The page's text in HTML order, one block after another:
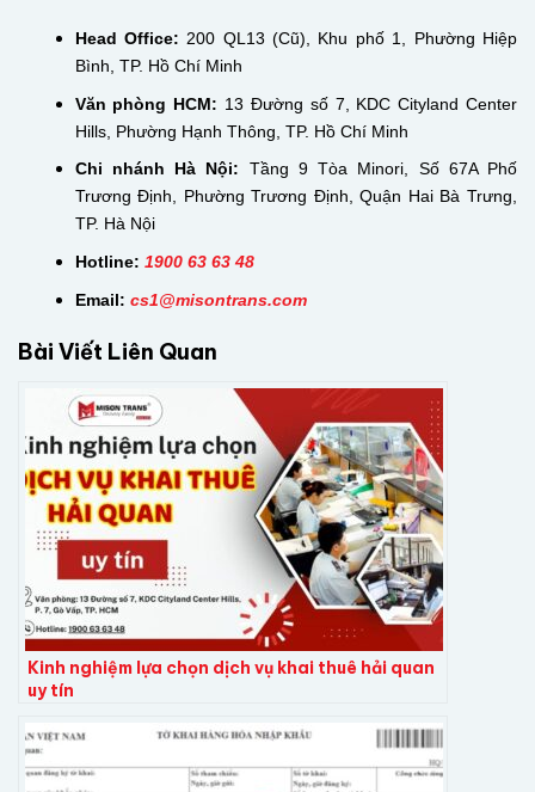
Head Office: 200 QL13 (Cũ), Khu phố 1, Phường Hiệp
Bình, TP. Hồ Chí Minh
Văn phòng HCM: 13 Đường số 7, KDC Cityland Center
Hills, Phường Hạnh Thông, TP. Hồ Chí Minh
Chi nhánh Hà Nội: Tầng 9 Tòa Minori, Số 67A Phố
Trương Định, Phường Trương Định, Quận Hai Bà Trưng,
TP. Hà Nội
Hotline: 1900 63 63 48
Email: cs1@misontrans.com
Bài Viết Liên Quan
Kinh nghiệm lựa chọn dịch vụ khai thuê hải quan
uy tín